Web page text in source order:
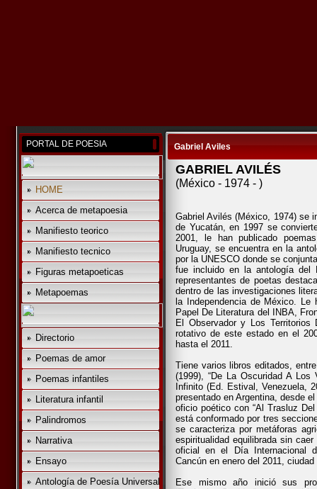
PORTAL DE POESIA
HOME
Acerca de metapoesia
Manifiesto teorico
Manifiesto tecnico
Figuras metapoeticas
Metapoemas
Directorio
Poemas de amor
Poemas infantiles
Literatura infantil
Palindromos
Narrativa
Ensayo
Antología de Poesía Universal
Gabriel Aviles
GABRIEL AVILÉS
(México - 1974 - )
Gabriel Avilés (México, 1974) se
de Yucatán, en 1997 se
2001, le han publicado
Uruguay, se encuentra en la
por la UNESCO donde se
fue incluido en la antología del
representantes de poetas
dentro de las investigaciones
la Independencia de México.
Papel De Literatura del INBA,
El Observador y Los
rotativo de este estado en el
hasta el 2011.
Tiene varios libros editados,
(1999), “De La Oscuridad A Los
Infinito (Ed. Estival, Venezuela,
presentado en Argentina, desde
oficio poético con “Al Trasluz
está conformado por tres
se caracteriza por metáforas
espiritualidad equilibrada sin
oficial en el Día Internacional
Cancún en enero del 2011,
Ese mismo año inició sus